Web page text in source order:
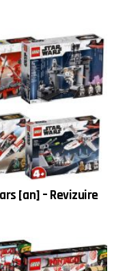
[an] – Revizuire